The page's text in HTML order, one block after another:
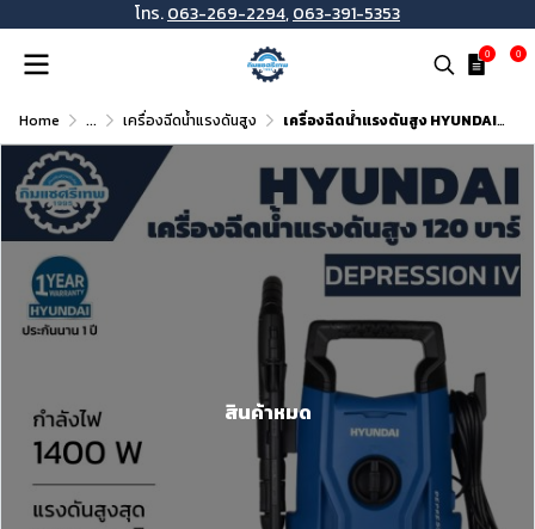
โทร.063-269-2294,063-391-5353
0 0
Home ... เครื่องฉีดน้ำแรงดันสูง เครื่องฉีดน้ำแรงดันสูง HYUNDAI 120 บาร์ 1400 วัตต์ รุ่น DEPRESSION IV
สินค้าหมด